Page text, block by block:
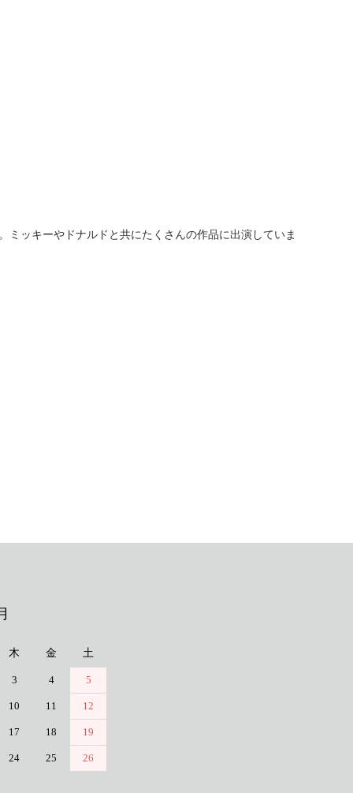
ミッキーやドナルドと共にたくさんの作品に出演していま
木 金 土
3 4 5
10 11 12
17 18 19
24 25 26